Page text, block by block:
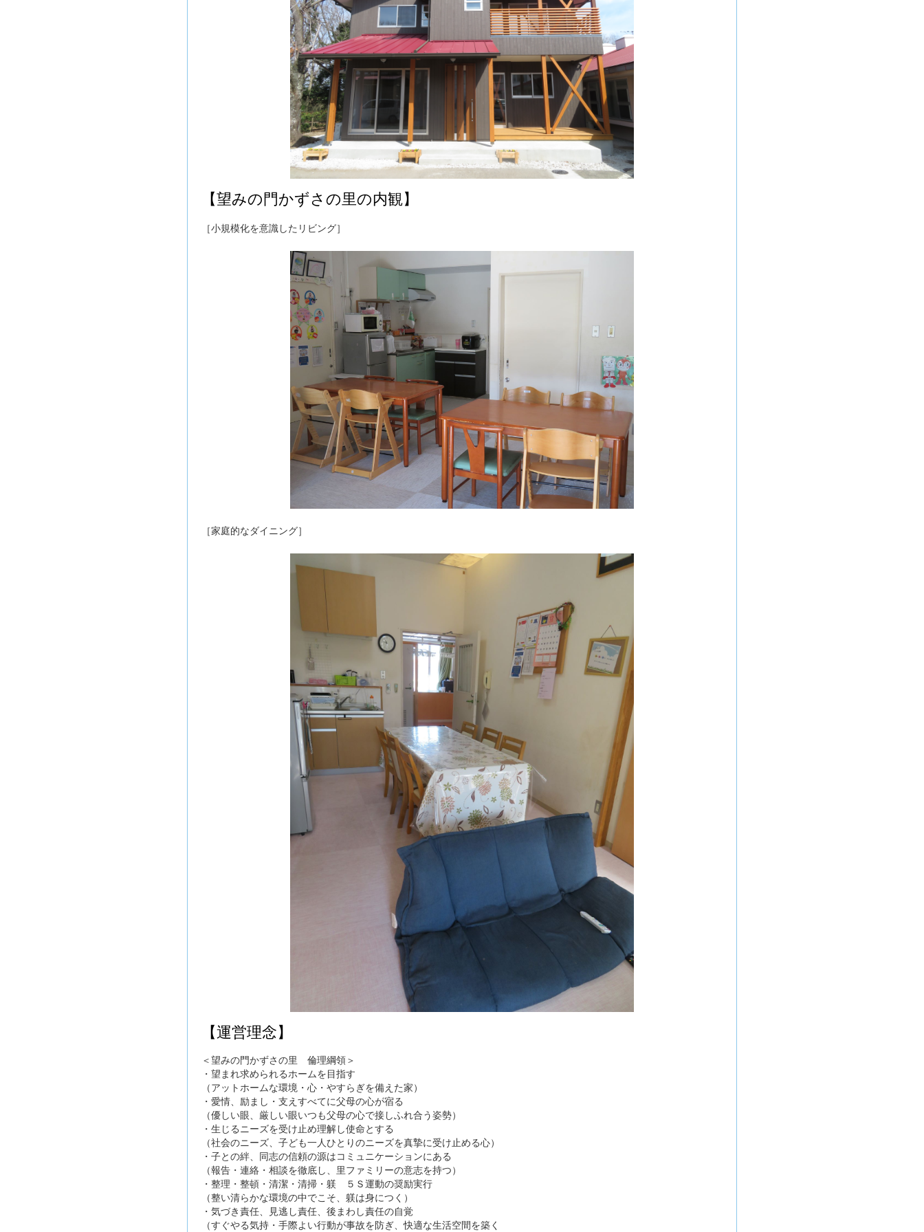
【望みの門かずさの里の内観】
［小規模化を意識したリビング］
［家庭的なダイニング］
【運営理念】
＜望みの門かずさの里 倫理綱領＞
・望まれ求められるホームを目指す
（アットホームな環境・心・やすらぎを備えた家）
・愛情、励まし・支えすべてに父母の心が宿る
（優しい眼、厳しい眼いつも父母の心で接しふれ合う姿勢）
・生じるニーズを受け止め理解し使命とする
（社会のニーズ、子ども一人ひとりのニーズを真摯に受け止める心）
・子との絆、同志の信頼の源はコミュニケーションにある
（報告・連絡・相談を徹底し、里ファミリーの意志を持つ）
・整理・整頓・清潔・清掃・躾 ５Ｓ運動の奨励実行
（整い清らかな環境の中でこそ、躾は身につく）
・気づき責任、見逃し責任、後まわし責任の自覚
（すぐやる気持・手際よい行動が事故を防ぎ、快適な生活空間を築く